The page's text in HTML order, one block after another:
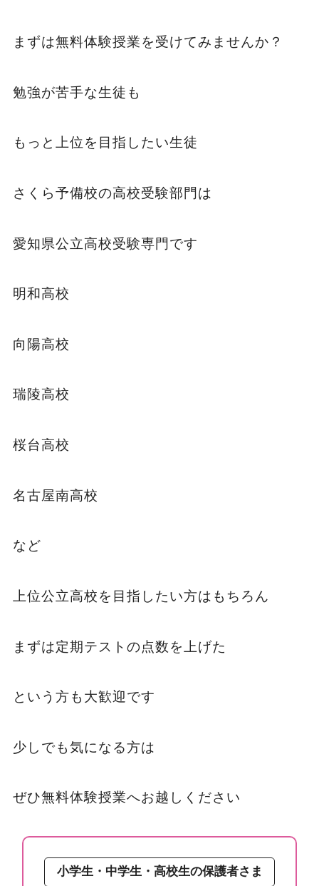
まずは無料体験授業を受けてみませんか？
勉強が苦手な生徒も
もっと上位を目指したい生徒
さくら予備校の高校受験部門は
愛知県公立高校受験専門です
明和高校
向陽高校
瑞陵高校
桜台高校
名古屋南高校
など
上位公立高校を目指したい方はもちろん
まずは定期テストの点数を上げた
という方も大歓迎です
少しでも気になる方は
ぜひ無料体験授業へお越しください
小学生・中学生・高校生の保護者さま